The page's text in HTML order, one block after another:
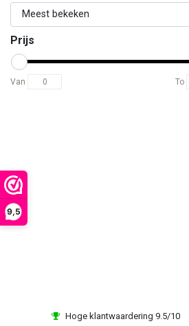
9,5
Prijs
Van To
Hoge klantwaardering 9.5/10